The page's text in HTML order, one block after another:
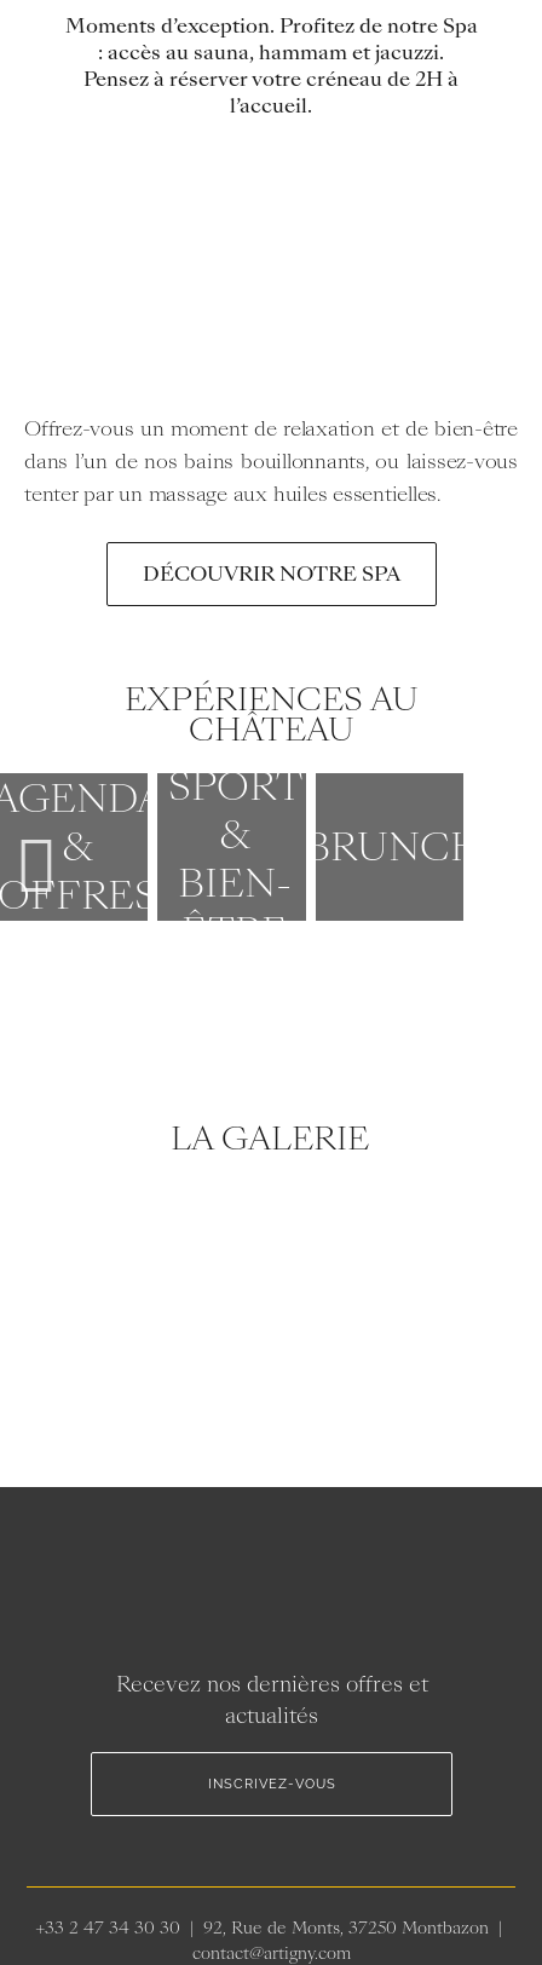
Moments d’exception. Profitez de notre Spa
: accès au sauna, hammam et jacuzzi.
Pensez à réserver votre créneau de 2H à
l’accueil.
Offrez-vous un moment de relaxation et de bien-être
dans l’un de nos bains bouillonnants, ou laissez-vous
tenter par un massage aux huiles essentielles.
DÉCOUVRIR NOTRE SPA
EXPÉRIENCES AU
CHÂTEAU
&
SPORT
&
BIEN-
ÊTRE
BRUNCH
LA GALERIE
Recevez nos dernières offres et
actualités
INSCRIVEZ-VOUS
+33 2 47 34 30 30 | 92, Rue de Monts, 37250 Montbazon |
contact@artigny.com